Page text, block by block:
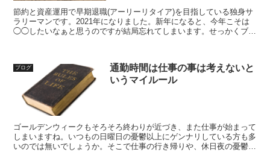
節約と資産運用で早期退職(アーリーリタイア)を目指している独身サ
ラリーマンです。2021年になりました。新年になると、今年こそは
◯◯したいなぁと思うのですが結局忘れてしまいます。せっかくブロ
ブログ
通勤時間は仕事の事は考えないと
いうマイルール
ゴールデンウィークもそろそろ終わりが近づき、また仕事が始まって
しまいますね。いつもの日曜日の憂鬱以上にゲンナリしている方も多
いのでは無いでしょうか。そこで仕事の行き帰りや、休日夜の憂鬱に